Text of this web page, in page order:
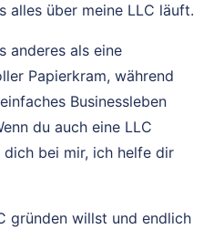
alles über meine LLC läuft.
anderes als eine
Papierkram, während
Businessleben
du auch eine LLC
bei mir, ich helfe dir
gründen willst und endlich